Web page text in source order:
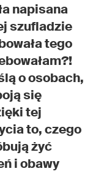
napisana
szufladzie
tego
o osobach,
się
tej
to, czego
żyć
i obawy